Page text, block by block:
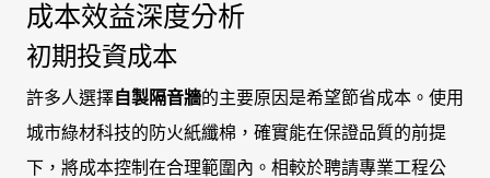
成本效益深度分析
初期投資成本
許多人選擇自製隔音牆的主要原因是希望節省成本。使用
城市綠材科技的防火紙纖棉，確實能在保證品質的前提
下，將成本控制在合理範圍內。相較於聘請專業工程公